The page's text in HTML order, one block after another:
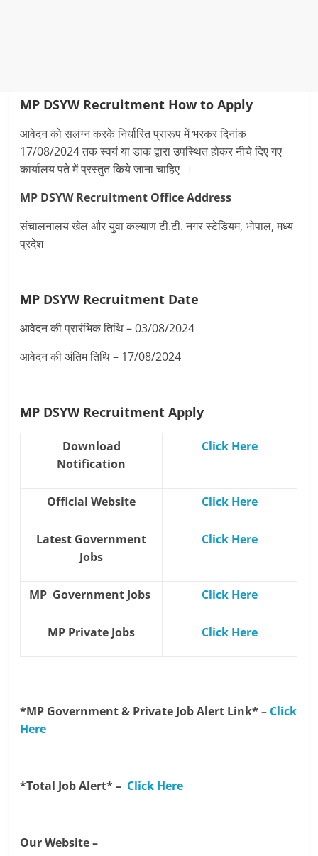
MP DSYW Recruitment How to Apply
आवेदन को सलंग्न करके निर्धारित प्रारूप में भरकर दिनांक
17/08/2024 तक स्वयं या डाक द्वारा उपस्थित होकर नीचे दिए गए
कार्यालय पते में प्रस्‍तुत किये जाना चाहिए ।
MP DSYW Recruitment Office Address
संचालनालय खेल और युवा कल्याण टी.टी. नगर स्टेडियम, भोपाल, मध्य
प्रदेश
MP DSYW Recruitment Date
आवेदन की प्रारंभिक तिथि – 03/08/2024
आवेदन की अंतिम तिथि – 17/08/2024
MP DSYW RecruitmentApply
Download
Notification
Click Here
Official Website Click Here
Latest Government
Jobs
Click Here
MP Government Jobs Click Here
MP Private Jobs Click Here
*MP Government & Private Job Alert Link* – Click
Here
*Total Job Alert* – Click Here
Our Website –